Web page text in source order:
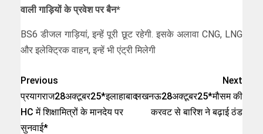
वाली गाड़ियों के प्रवेश पर बैन*
BS6 डीजल गाड़ियां, इन्हें पूरी छूट रहेगी. इसके अलावा CNG, LNG
और इलेक्ट्रिक वाहन, इन्हें भी एंट्री मिलेगी
Previous
प्रयागराज28अक्टूबर25*इलाहाबाद
HC में शिक्षामित्रों के मानदेय पर
सुनवाई*
Next
लखनऊ28अक्टूबर25*मौसम की
करवट से बारिश ने बढ़ाई ठंड